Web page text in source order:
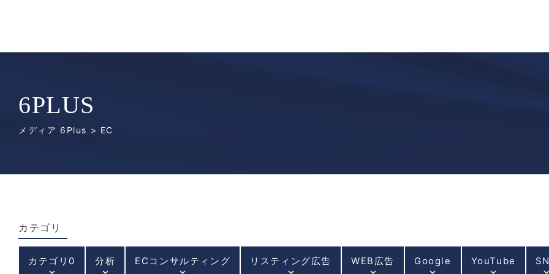
6PLUS
メディア 6Plus > EC
カテゴリ
カテゴリ0 分析 ECコンサルティング リスティング広告 WEB広告 Google YouTube